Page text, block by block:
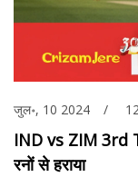
जुल॰, 10 2024
IND vs ZIM 3rd
रनों से हराया